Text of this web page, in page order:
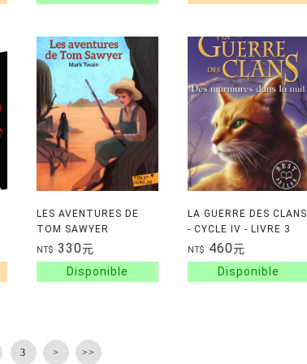
LES AVENTURES DE
TOM SAWYER
NT$ 330元
LA GUERRE DES CLANS
- CYCLE IV - LIVRE 3
DES MURMURES DANS
LA NUIT - VOL21
NT$ 460元
3 > >>